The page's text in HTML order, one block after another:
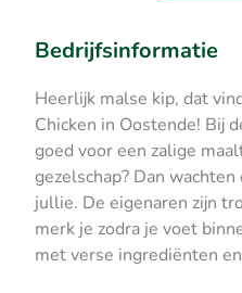
Bedrijfsinformatie
Heerlijk malse kip, dat
Chicken in Oostende! Bij
goed voor een zalige
gezelschap? Dan
jullie. De eigenaren zijn
merk je zodra je voet
met verse ingrediënten